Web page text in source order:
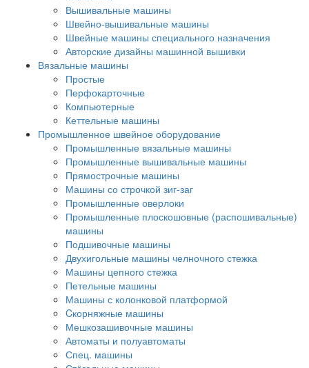
Вышивальные машины
Швейно-вышивальные машины
Швейные машины специального назначения
Авторские дизайны машинной вышивки
Вязальные машины
Простые
Перфокарточные
Компьютерные
Кеттельные машины
Промышленное швейное оборудование
Промышленные вязальные машины
Промышленные вышивальные машины
Прямострочные машины
Машины со строчкой зиг-заг
Промышленные оверлоки
Промышленные плоскошовные (распошивальные)
машины
Подшивочные машины
Двухигольные машины челночного стежка
Машины цепного стежка
Петельные машины
Машины с колонковой платформой
Cкорняжные машины
Мешкозашивочные машины
Автоматы и полуавтоматы
Спец. машины